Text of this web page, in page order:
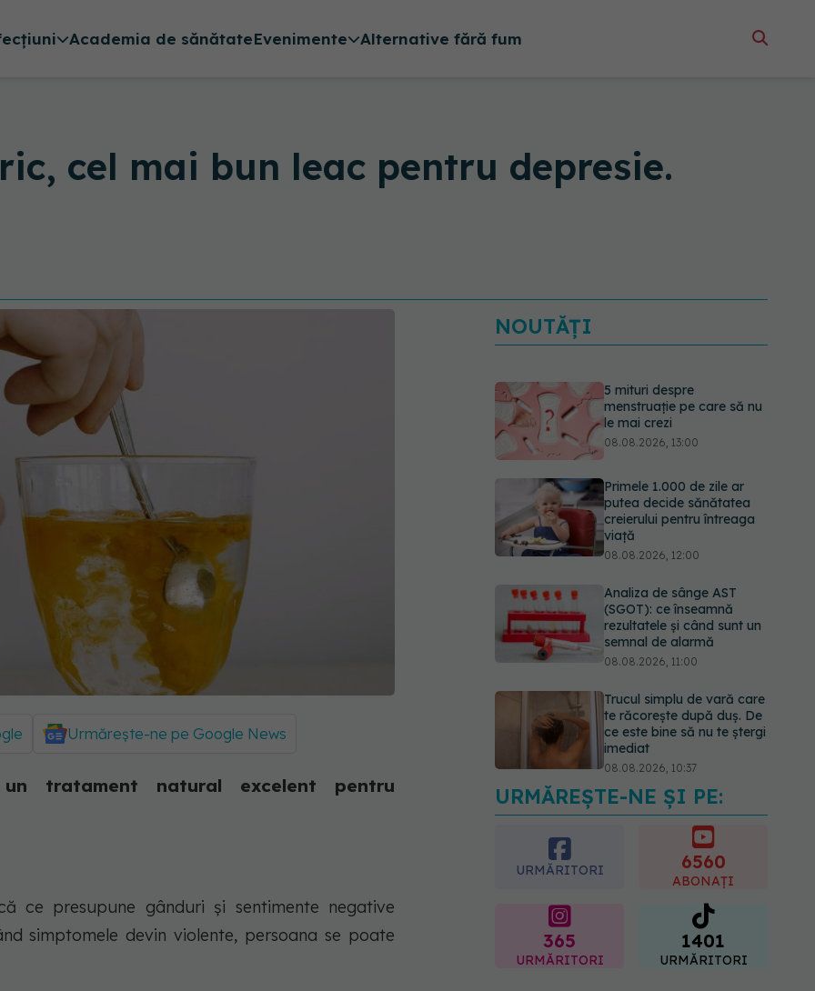
Academia de sănătateEvenimente Alternative fără fum
cel mai bun leac pentru depresie.
Urmărește-ne pe Google News
tratament natural excelent pentru
ce presupune gânduri și sentimente negative
simptomele devin violente, persoana se poate
NOUTĂȚI
5 mituri despre
menstruație pe care să nu
le mai crezi
08.08.2026, 13:00
Primele 1.000 de zile ar
putea decide sănătatea
creierului pentru întreaga
viață
08.08.2026, 12:00
Analiza de sânge AST
(SGOT): ce înseamnă
rezultatele și când sunt un
semnal de alarmă
08.08.2026, 11:00
Trucul simplu de vară care
te răcorește după duș. De
ce este bine să nu te ștergi
imediat
08.08.2026, 10:37
Bacteria din intestin care a
crescut forța musculară cu
08.08.2026, 14:00
URMĂREȘTE-NE ȘI PE:
URMĂRITORI 6560
ABONAȚI
365
URMĂRITORI
1401
URMĂRITORI